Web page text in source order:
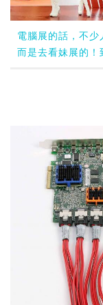
電腦展的話，不少
而是去看妹展的！